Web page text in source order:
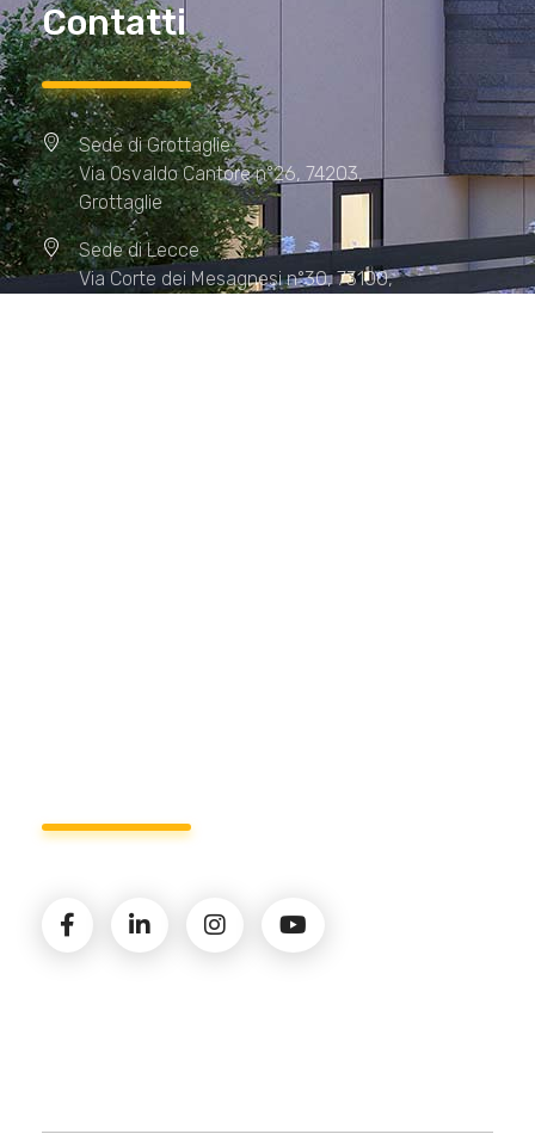
Contatti
Sede di Grottaglie
Via Osvaldo Cantore n°26, 74203,
Grottaglie
Sede di Lecce
Via Corte dei Mesagnesi n°30, 73100,